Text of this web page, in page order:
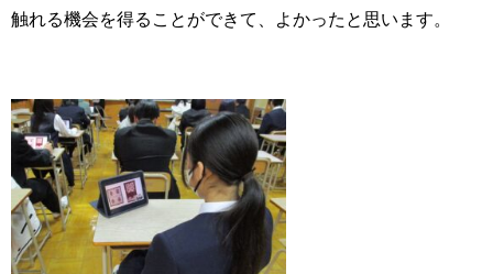
触れる機会を得ることができて、よかったと思います。